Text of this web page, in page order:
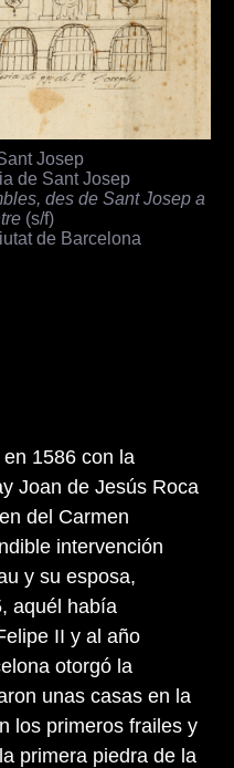
Josep
de Sant Josep
des de Sant Josep a
(s/f)
de Barcelona
1586 con la
Joan de Jesús Roca
del Carmen
intervención
y su esposa,
aquél había
II y al año
otorgó la
unas casas en la
los primeros frailes y
primera piedra de la